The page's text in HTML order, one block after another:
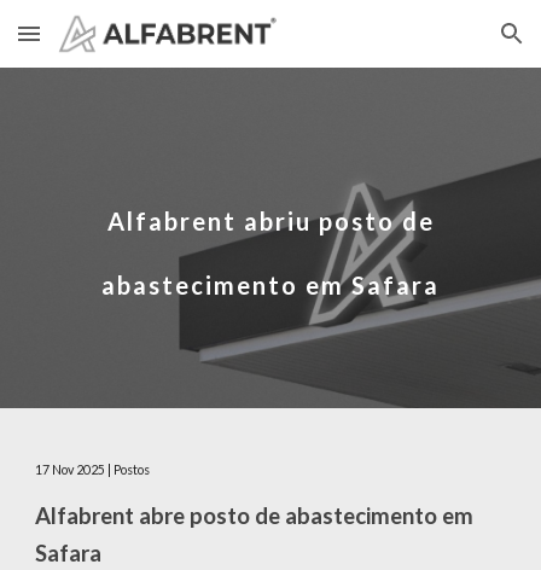
Skip to main content Skip to navigation
Alfabrent abriu posto de
abastecimento emSafara
17 Nov2025 | Postos
Alfabrent abre posto de abastecimento em
Safara